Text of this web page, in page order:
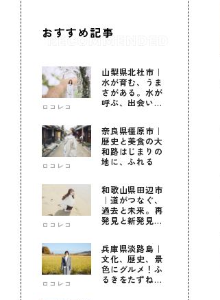
おすすめ記事
ロコレコ
山梨県北杜市｜
水が育む、うま
さがある。水が
呼ぶ、出会いが
ロコレコ
奈良県橿原市｜
歴史と美食の大
和路はじまりの
地に、ふれる
ロコレコ
和歌山県田辺市
｜道がつなぐ、
過去と未来。再
発見と新発見の
ロコレコ
兵庫県淡路島｜
文化、歴史、景
色にグルメ！ふ
るきをたずねて